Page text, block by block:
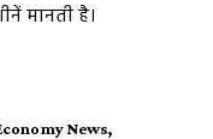
मानती है।
News